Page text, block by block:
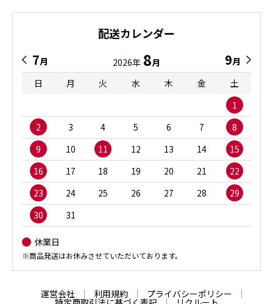
配送カレンダー
7月 2026年 8月 9月
日
月 火 水 木 金
土
1
2
3 4 5 6 7
8
9
10 11 12 13 14
15
16
17 18 19 20 21
22
23
24 25 26 27 28
29
30
31
休業日
※商品発送はお休みさせていただいております。
運営会社 利用規約 プライバシーポリシー